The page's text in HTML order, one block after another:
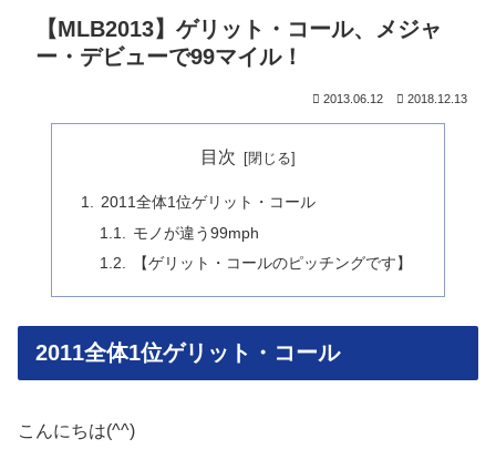
【MLB2013】ゲリット・コール、メジャ
ー・デビューで99マイル！
2013.06.12 2018.12.13
目次
2011全体1位ゲリット・コール
モノが違う99mph
【ゲリット・コールのピッチングです】
2011全体1位ゲリット・コール
こんにちは(^^)